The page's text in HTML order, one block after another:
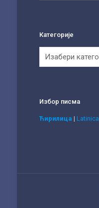
Категорије
Избор писма
Ћирилица | Latinica